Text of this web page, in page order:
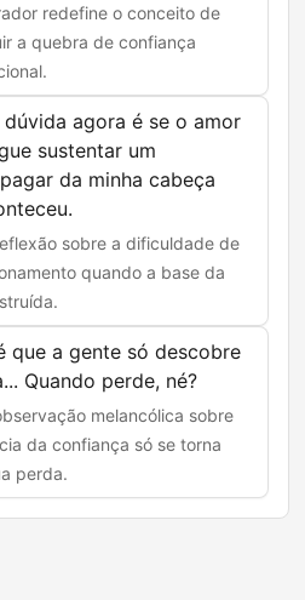
redefine o conceito de
a quebra de confiança
dúvida agora é se o amor
sustentar um
da minha cabeça
sobre a dificuldade de
quando a base da
que a gente só descobre
Quando perde, né?
melancólica sobre
da confiança só se torna
perda.